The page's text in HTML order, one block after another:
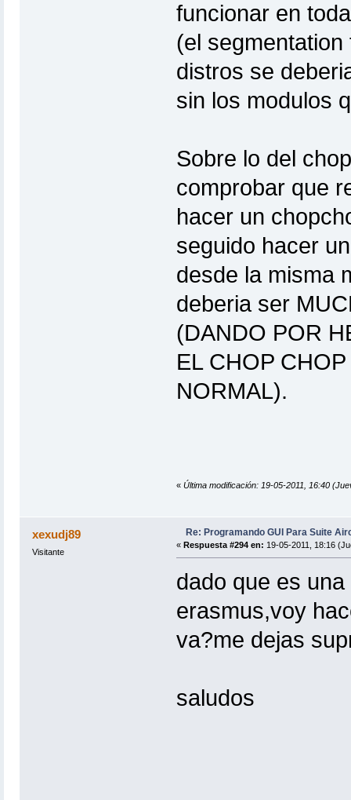
funcionar en
(el
distros se
sin los modulos
Sobre lo del
comprobar que
hacer un
seguido hacer
desde la misma
deberia ser
(DANDO POR
EL CHOP
NORMAL).
« Última modificación: 19-05-2011, 16:40
xexudj89
Visitante
Re: Programando GUI Para Suite
« Respuesta #294 en: 19-05-2011, 18:16
dado que es
erasmus,voy
va?me dejas
saludos